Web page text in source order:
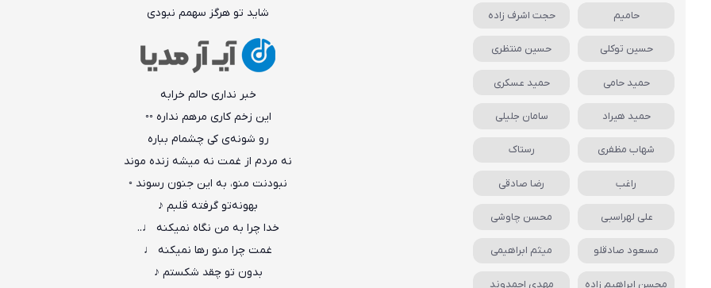
شاید تو هرگز سهمم نبودی
خبر نداری حالم خرابه
این زخم کاری مرهم نداره ◦◦
رو شونه‌ی کی چشمام بباره
نه مردم از غمت نه میشه زنده موند
نبودنت منو، به این جنون رسوند ◦
بهونه‌تو گرفته قلبم ♪
خدا چرا به من نگاه نمیکنه ♩..
غمت چرا منو رها نمیکنه ♩
بدون تو چقد شکستم ♪
حامیم حجت اشرف زاده
حسین توکلی حسین منتظری
حمید حامی حمید عسکری
حمید هیراد سامان جلیلی
شهاب مظفری رستاک
راغب رضا صادقی
علی لهراسبی محسن چاوشی
مسعود صادقلو میثم ابراهیمی
محسن ابراهیم زاده مهدی احمدوند